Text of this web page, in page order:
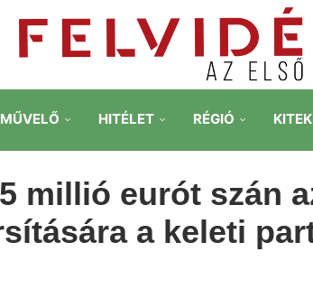
MŰVELŐ HITÉLET RÉGIÓ
millió eurót szán
a keleti